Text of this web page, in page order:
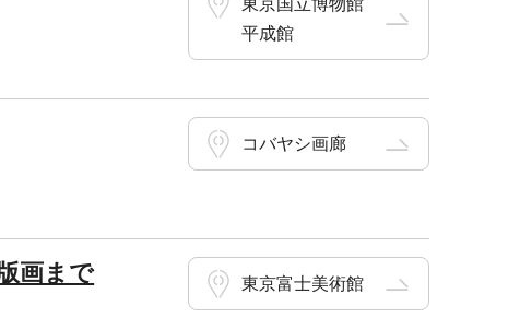
東京国立博物館
平成館
コバヤシ画廊
画まで 東京富士美術館